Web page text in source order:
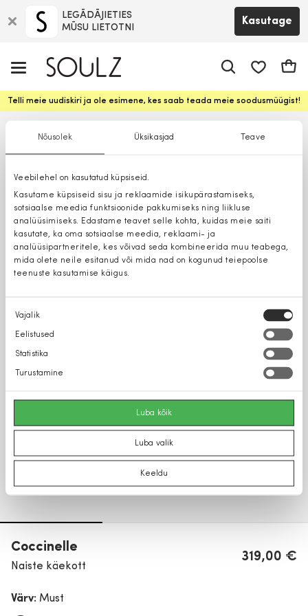
Nõusolek Üksikasjad Teave
Veebilehel on kasutatud küpsiseid.
Kasutame küpsiseid sisu ja reklaamide isikupärastamiseks,
sotsiaalse meedia funktsioonide pakkumiseks ning liikluse
analüüsimiseks. Edastame teavet selle kohta, kuidas meie saiti
kasutate, ka oma sotsiaalse meedia, reklaami- ja
analüüsipartneritele, kes võivad seda kombineerida muu teabega,
mida olete neile esitanud või mida nad on kogunud teiepoolse
teenuste kasutamise käigus.
Nõusoleku
valik
Vajalik
Eelistused
Statistika
Turustamine
Luba kõik
Luba valik
Keeldu
LEGĀDĀJIETIES
MŪSU LIETOTNI
Kasutage
Telli meie uudiskiri ja ole esimene, kes saab teada meie soodusmüügist!
Coccinelle
Naiste käekott
319,00 €
Värv: Must